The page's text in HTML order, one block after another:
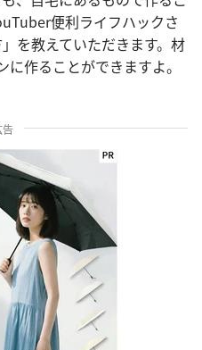
便利ライフハックさ
を教えていただきます。材
作ることができますよ。
告